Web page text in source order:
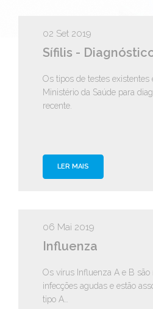
02 Set 2019
Sífilis -
Os tipos de testes existentes
Ministério da Saúde para
recente.
LER MAIS
06 Mai 2019
Influenza
Os vírus Influenza A e B são
infecções agudas e estão
tipo A…